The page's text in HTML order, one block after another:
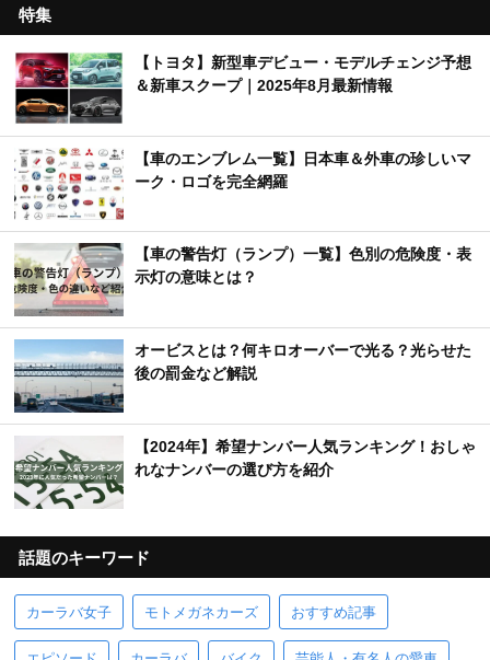
特集
【トヨタ】新型車デビュー・モデルチェンジ予想
＆新車スクープ｜2025年8月最新情報
【車のエンブレム一覧】日本車＆外車の珍しいマ
ーク・ロゴを完全網羅
【車の警告灯（ランプ）一覧】色別の危険度・表
示灯の意味とは？
オービスとは？何キロオーバーで光る？光らせた
後の罰金など解説
【2024年】希望ナンバー人気ランキング！おしゃ
れなナンバーの選び方を紹介
話題のキーワード
カーラバ女子 モトメガネカーズ おすすめ記事